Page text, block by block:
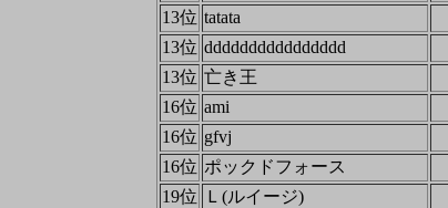
13位 tatata
13位 dddddddddddddddd
13位 亡き王
16位 ami
16位 gfvj
16位 ポックドフォース
19位
Ｌ(ルイージ)